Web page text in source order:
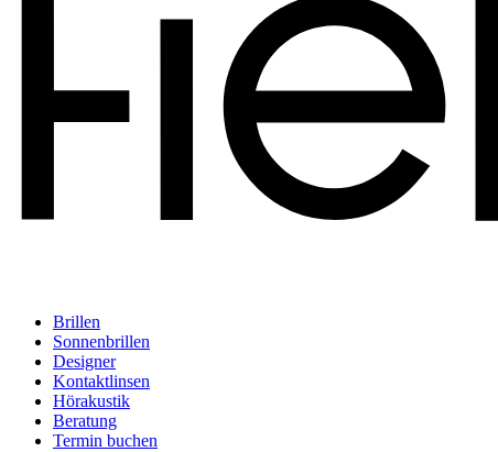
Brillen
Sonnenbrillen
Designer
Kontaktlinsen
Hörakustik
Beratung
Termin buchen